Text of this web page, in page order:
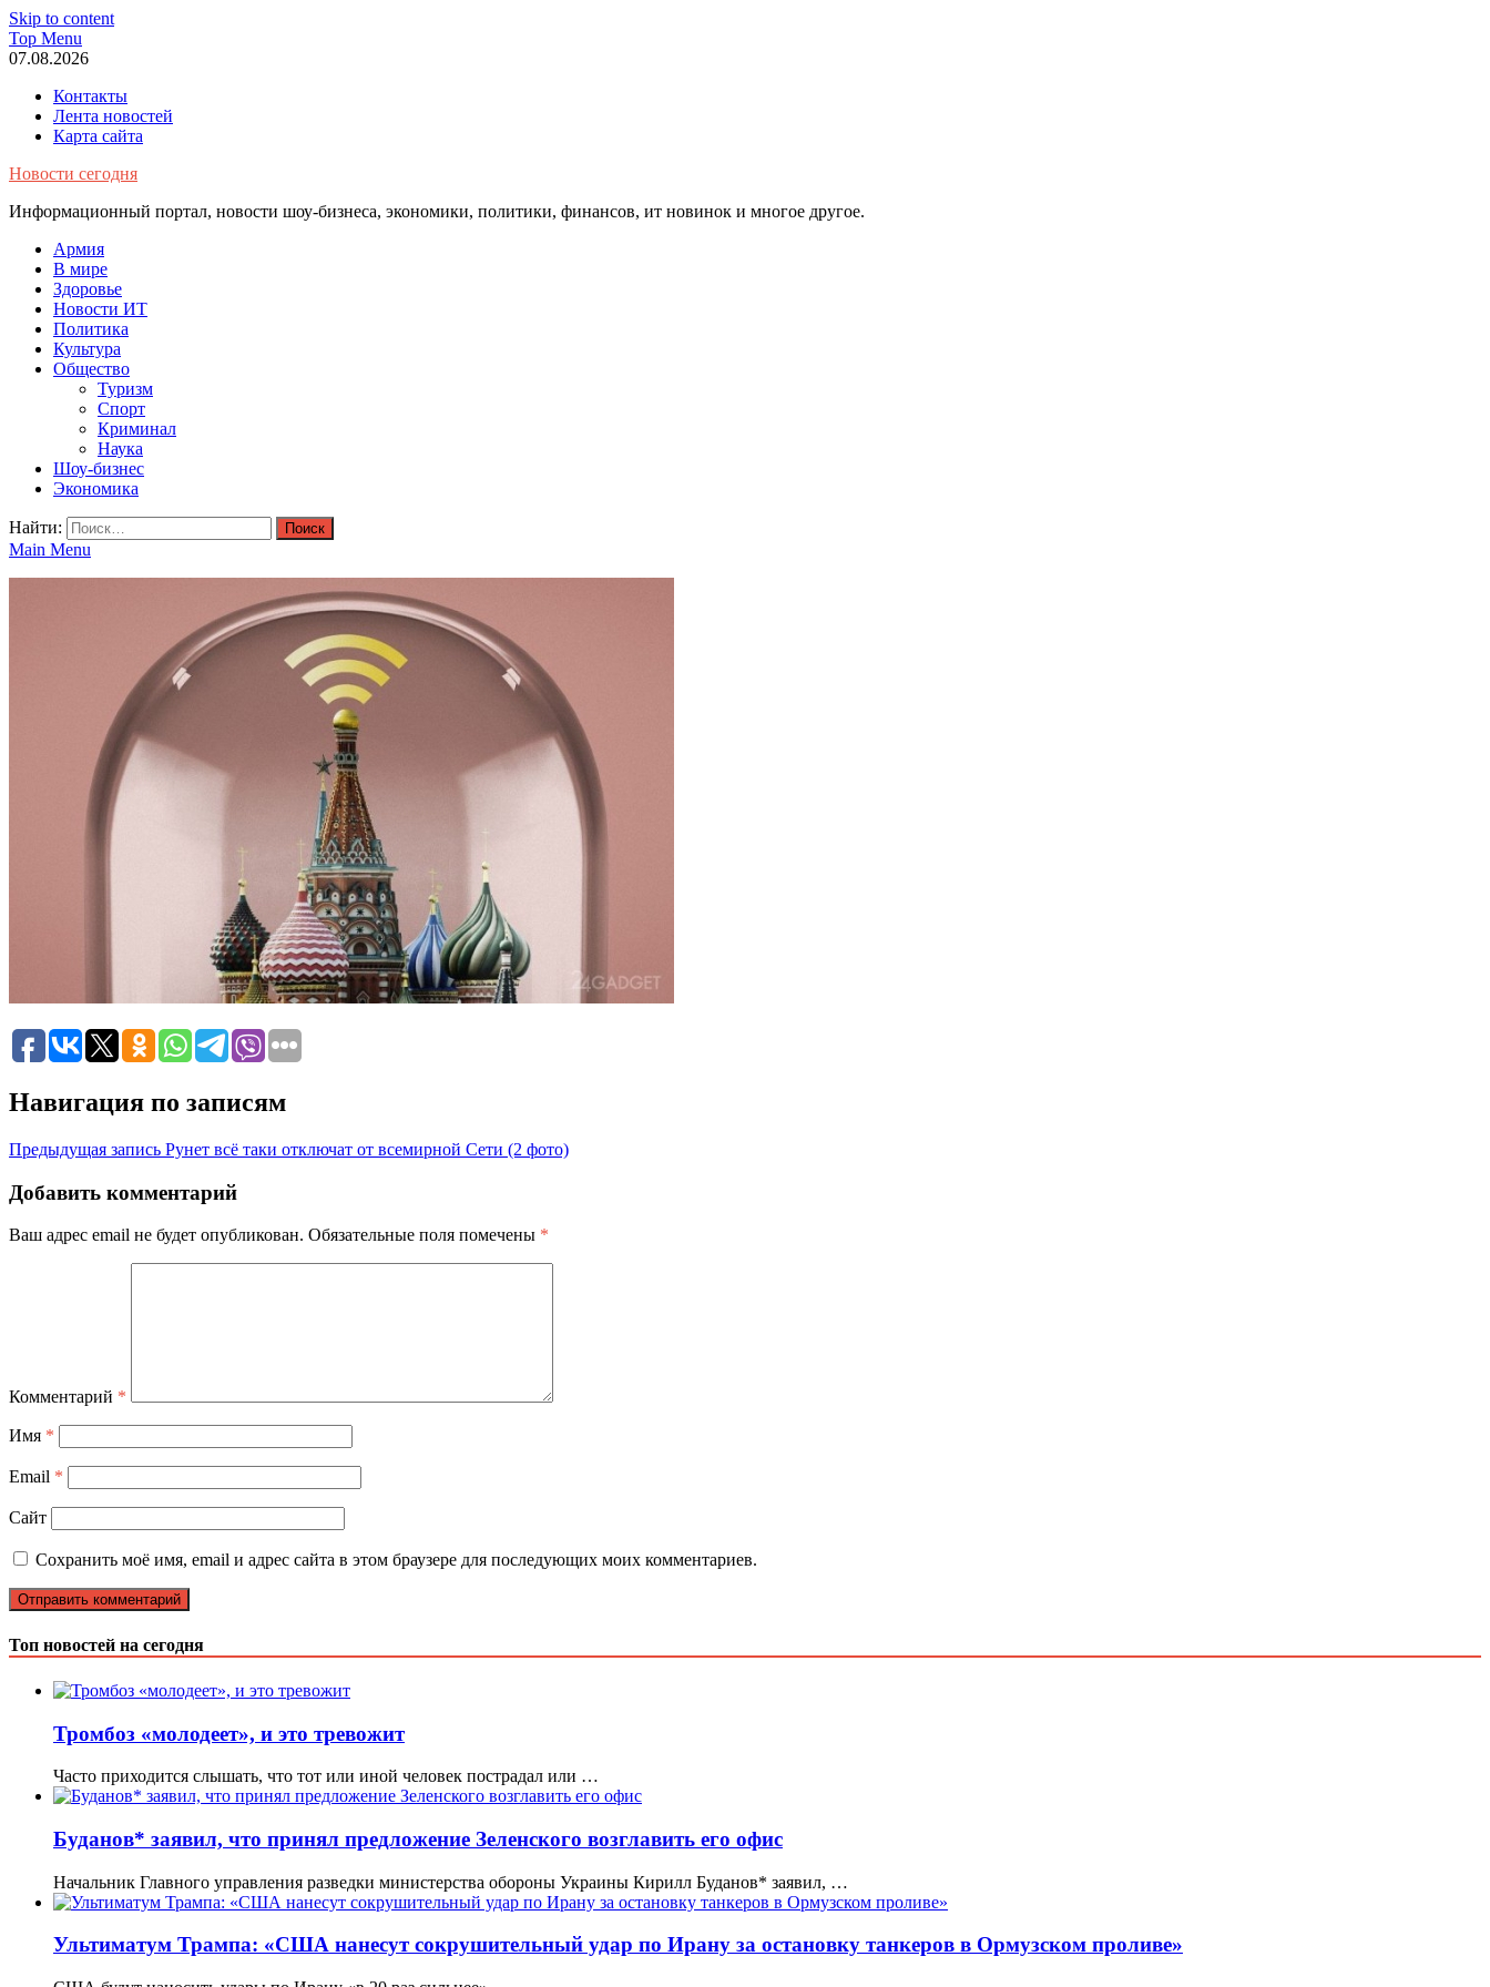
Skip to content
Top Menu
07.08.2026
Контакты
Лента новостей
Карта сайта
Новости сегодня
Информационный портал, новости шоу-бизнеса, экономики, политики, финансов, ит новинок и многое другое.
Армия
В мире
Здоровье
Новости ИТ
Политика
Культура
Общество
Туризм
Спорт
Криминал
Наука
Шоу-бизнес
Экономика
Найти:
Main Menu
Навигация по записям
Предыдущая запись Рунет всё таки отключат от всемирной Сети (2 фото)
Добавить комментарий
Ваш адрес email не будет опубликован. Обязательные поля помечены *
Комментарий *
Имя *
Email *
Сайт
Сохранить моё имя, email и адрес сайта в этом браузере для последующих моих комментариев.
Топ новостей на сегодня
Тромбоз «молодеет», и это тревожит
Часто приходится слышать, что тот или иной человек пострадал или …
Буданов* заявил, что принял предложение Зеленского возглавить его офис
Начальник Главного управления разведки министерства обороны Украины Кирилл Буданов* заявил, …
Ультиматум Трампа: «США нанесут сокрушительный удар по Ирану за остановку танкеров в Ормузском проливе»